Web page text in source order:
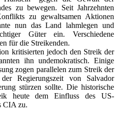
zu bewegen. Seit Jahrzehnten
zu gewaltsamen Aktionen
nun das Land lahmlegen und
Güter ein. Verschiedene
für die Streikenden.
kritisierten jedoch den Streik der
ihn undemokratisch. Einige
zogen parallelen zum Streik der
Regierungszeit von Salvador
stürzen sollte. Die historische
heute dem Einfluss des US-
CIA zu.